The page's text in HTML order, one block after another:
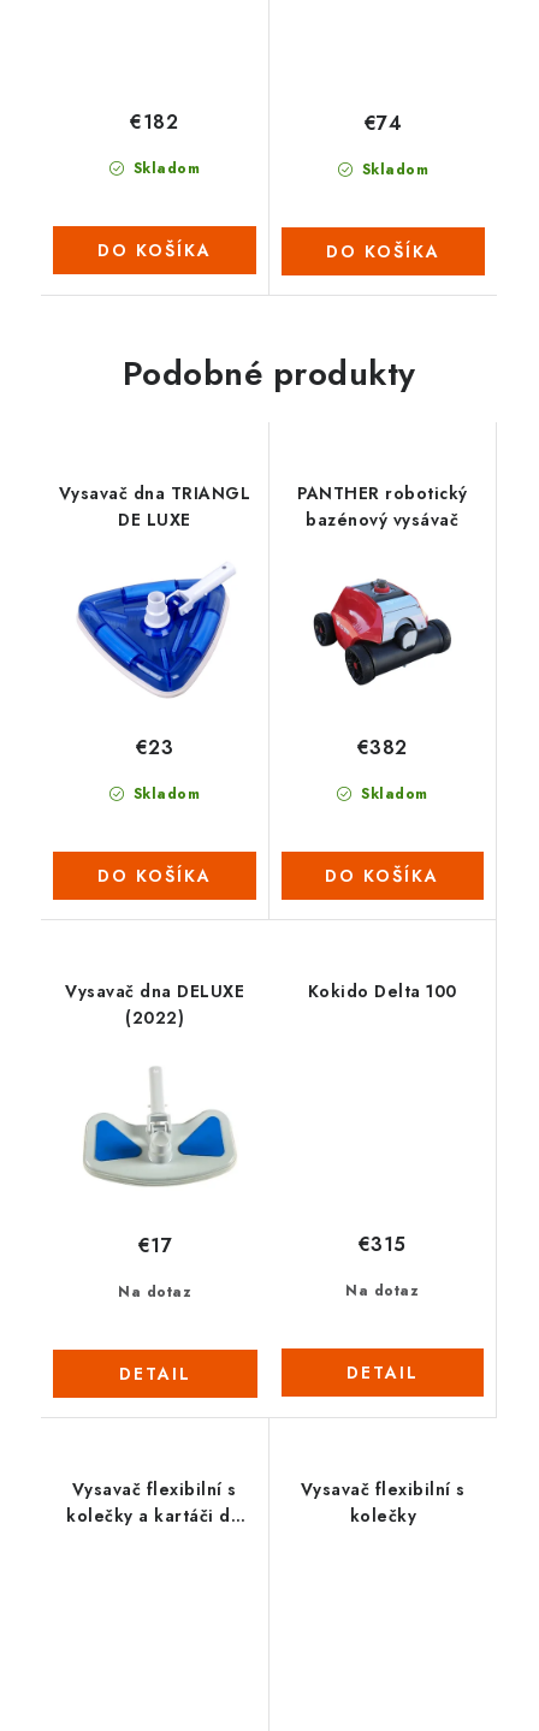
Skladom
€182
DO KOŠÍKA
Skladom
€74
DO KOŠÍKA
Podobné produkty
Vysavač dna TRIANGL
DE LUXE
Skladom
€23
DO KOŠÍKA
PANTHER robotický
bazénový vysávač
Skladom
€382
DO KOŠÍKA
Vysavač dna DELUXE
(2022)
Na dotaz
€17
DETAIL
Kokido Delta 100
Na dotaz
€315
DETAIL
Vysavač flexibilní s
kolečky a kartáči do
Vysavač flexibilní s
kolečky